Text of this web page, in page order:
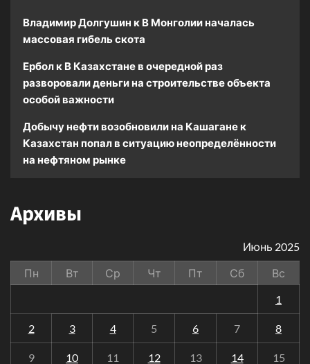
Владимир Долгушин к В Монголии началась
массовая гибель скота
Ербол к В Казахстане в очередной раз
разворовали деньги на строительстве объекта
особой важности
Добычу нефти возобновили на Кашагане к
Казахстан попал в ситуацию неопределённости
на нефтяном рынке
Архивы
Июнь 2025
Пн
Вт Ср Чт Пт Сб
Вс
1
2 3 4 5 6 7 8
9 10 11 12 13 14 15